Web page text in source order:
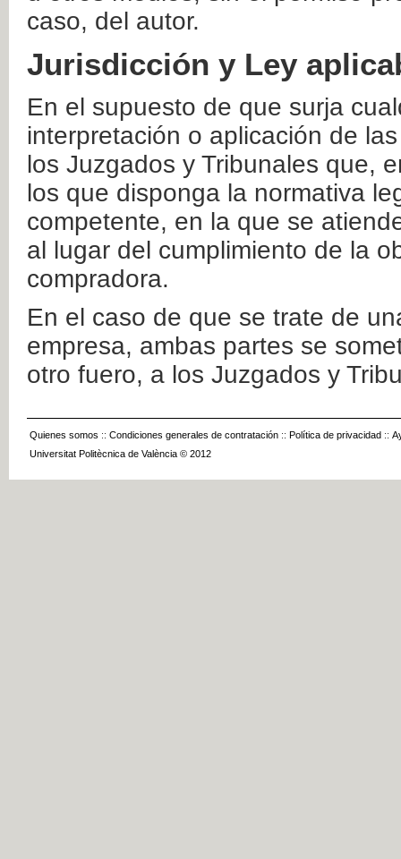
caso, del autor.
Jurisdicción y Ley
En el supuesto de que surja
interpretación o aplicación de
los Juzgados y Tribunales que,
los que disponga la normativa
competente, en la que se
al lugar del cumplimiento de la
compradora.
En el caso de que se trate de
empresa, ambas partes se
otro fuero, a los Juzgados y
Quienes somos :: Condiciones generales de contratación :: Política de privacidad ::
Universitat Politècnica de València © 2012